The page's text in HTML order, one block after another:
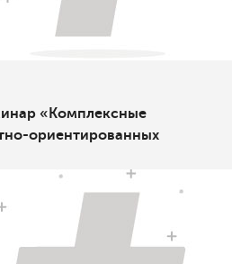
«Комплексные
ориентированных